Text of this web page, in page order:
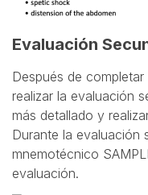
Evaluación
Después de
realizar la evaluación
más detallado y
Durante la evaluación
mnemotécnico
evaluación.